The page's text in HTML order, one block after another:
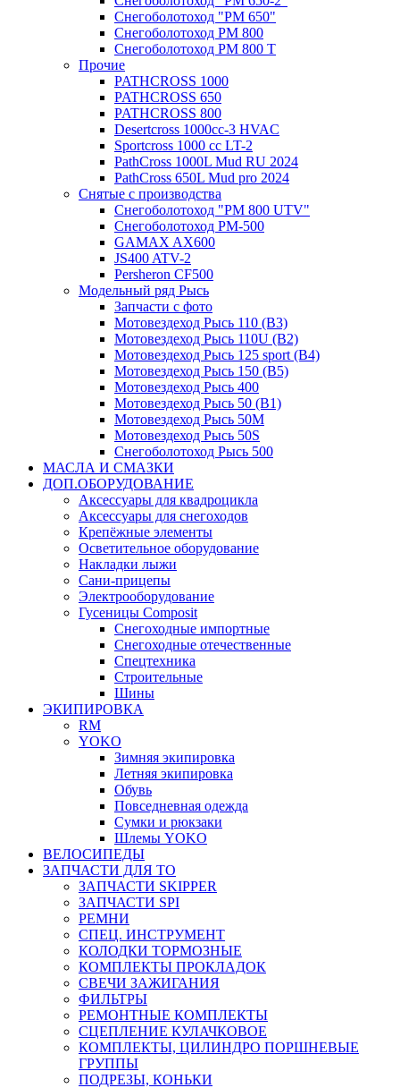
Снегоболотоход "РМ 650"
Снегоболотоход РМ 800
Снегоболотоход РМ 800 Т
Прочие
PATHCROSS 1000
PATHCROSS 650
PATHCROSS 800
Desertcross 1000cc-3 HVAC
Sportcross 1000 cc LT-2
PathCross 1000L Mud RU 2024
PathCross 650L Mud pro 2024
Снятые с производства
Снегоболотоход "РМ 800 UTV"
Снегоболотоход РМ-500
GAMAX AX600
JS400 ATV-2
Persheron CF500
Модельный ряд Рысь
Запчасти с фото
Мотовездеход Рысь 110 (B3)
Мотовездеход Рысь 110U (B2)
Мотовездеход Рысь 125 sport (B4)
Мотовездеход Рысь 150 (B5)
Мотовездеход Рысь 400
Мотовездеход Рысь 50 (B1)
Мотовездеход Рысь 50M
Мотовездеход Рысь 50S
Снегоболотоход Рысь 500
МАСЛА И СМАЗКИ
ДОП.ОБОРУДОВАНИЕ
Аксессуары для квадроцикла
Аксессуары для снегоходов
Крепёжные элементы
Осветительное оборудование
Накладки лыжи
Сани-прицепы
Электрооборудование
Гусеницы Composit
Снегоходные импортные
Снегоходные отечественные
Спецтехника
Строительные
Шины
ЭКИПИРОВКА
RM
YOKO
Зимняя экипировка
Летняя экипировка
Обувь
Повседневная одежда
Сумки и рюкзаки
Шлемы YOKO
ВЕЛОСИПЕДЫ
ЗАПЧАСТИ ДЛЯ ТО
ЗАПЧАСТИ SKIPPER
ЗАПЧАСТИ SPI
РЕМНИ
СПЕЦ. ИНСТРУМЕНТ
КОЛОДКИ ТОРМОЗНЫЕ
КОМПЛЕКТЫ ПРОКЛАДОК
СВЕЧИ ЗАЖИГАНИЯ
ФИЛЬТРЫ
РЕМОНТНЫЕ КОМПЛЕКТЫ
СЦЕПЛЕНИЕ КУЛАЧКОВОЕ
КОМПЛЕКТЫ, ЦИЛИНДРО ПОРШНЕВЫЕ
ГРУППЫ
ПОДРЕЗЫ, КОНЬКИ